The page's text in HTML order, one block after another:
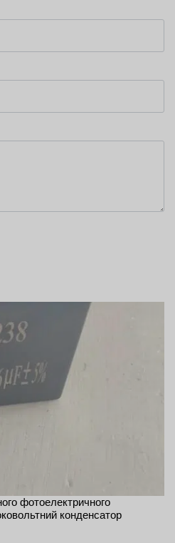
фотоелектричного
конденсатор